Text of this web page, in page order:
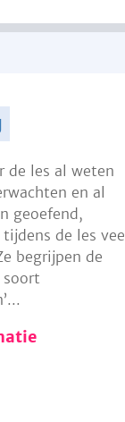
de les al weten
en al
geoefend,
de les veel
begrijpen de
soort